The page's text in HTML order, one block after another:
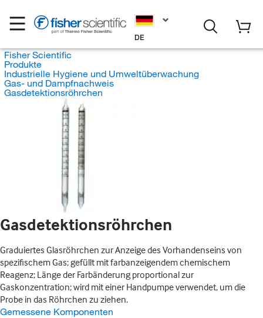
DE
Fisher Scientific
Produkte
Industrielle Hygiene und Umweltüberwachung
Gas- und Dampfnachweis
Gasdetektionsröhrchen
Gasdetektionsröhrchen
Graduiertes Glasröhrchen zur Anzeige des Vorhandenseins von
spezifischem Gas; gefüllt mit farbanzeigendem chemischem
Reagenz; Länge der Farbänderung proportional zur
Gaskonzentration; wird mit einer Handpumpe verwendet, um die
Probe in das Röhrchen zu ziehen.
Gemessene Komponenten